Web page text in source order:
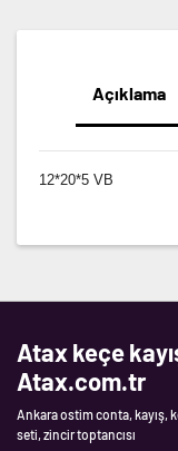
Açıklama
12*20*5 VB
Atax keçe
Atax.com.tr
Ankara ostim conta, kayış,
seti, zincir toptancısı